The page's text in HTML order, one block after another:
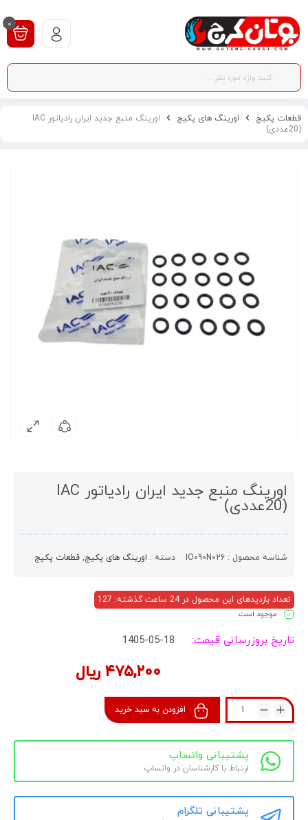
0
قطعات پکیج اورینگ های پکیج
اورینگ منبع جدید ایران رادیاتور IAC
(20عددی)
اورینگ منبع جدید ایران رادیاتور IAC
(20عددی)
شناسه محصول : IO090N026 دسته : اورینگ های پکیج, قطعات پکیج
تعداد بازدیدهای این محصول در 24 ساعت گذشته: 127
موجود است
تاریخ بروزرسانی قیمت: 1405-05-18
۴۷۵,۲۰۰ ریال
افزودن به سبد خرید
پشتیبانی واتساپ
ارتباط با کارشناسان در واتساپ
پشتیبانی تلگرام